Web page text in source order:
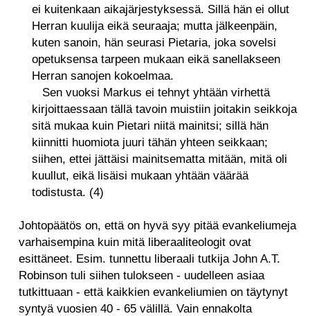
ei kuitenkaan aikajärjestyksessä. Sillä hän ei ollut
Herran kuulija eikä seuraaja; mutta jälkeenpäin,
kuten sanoin, hän seurasi Pietaria, joka sovelsi
opetuksensa tarpeen mukaan eikä sanellakseen
Herran sanojen kokoelmaa.
Sen vuoksi Markus ei tehnyt yhtään virhettä
kirjoittaessaan tällä tavoin muistiin joitakin seikkoja
sitä mukaa kuin Pietari niitä mainitsi; sillä hän
kiinnitti huomiota juuri tähän yhteen seikkaan;
siihen, ettei jättäisi mainitsematta mitään, mitä oli
kuullut, eikä lisäisi mukaan yhtään väärää
todistusta. (4)
Johtopäätös on, että on hyvä syy pitää evankeliumeja
varhaisempina kuin mitä liberaaliteologit ovat
esittäneet. Esim. tunnettu liberaali tutkija John A.T.
Robinson tuli siihen tulokseen - uudelleen asiaa
tutkittuaan - että kaikkien evankeliumien on täytynyt
syntyä vuosien 40 - 65 välillä. Vain ennakolta